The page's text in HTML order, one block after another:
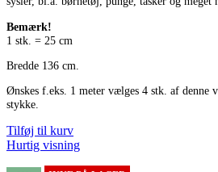
var:
er:
Bemærk!
1 stk. = 25 cm
Bredde 136 cm.
Ønskes f.eks. 1 meter vælges 4 stk. af denne
stykke.
Tilføj til kurv
Hurtig visning